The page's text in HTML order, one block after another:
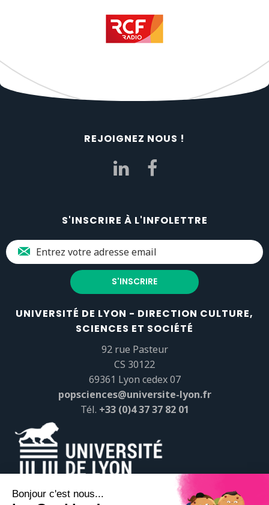
REJOIGNEZ NOUS !
S'INSCRIRE À L'INFOLETTRE
UNIVERSITÉ DE LYON - DIRECTION CULTURE,
SCIENCES ET SOCIÉTÉ
92 rue Pasteur
CS 30122
69361 Lyon cedex 07
popsciences@universite-lyon.fr
Tél. +33 (0)4 37 37 82 01